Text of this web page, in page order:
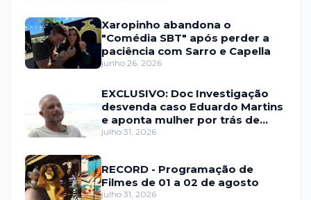
Xaropinho abandona o
"Comédia SBT" após perder a
paciência com Sarro e Capella
junho 26, 2026
EXCLUSIVO: Doc Investigação
desvenda caso Eduardo Martins
e aponta mulher por trás de
fraude internacional
julho 31, 2026
RECORD - Programação de
Filmes de 01 a 02 de agosto
julho 31, 2026